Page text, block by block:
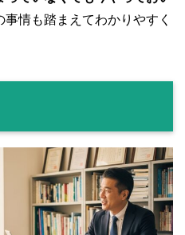
事情も踏まえてわかりやすく